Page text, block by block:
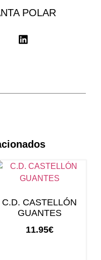
POLAR
C.D. CASTELLÓN
GUANTES
11.95€